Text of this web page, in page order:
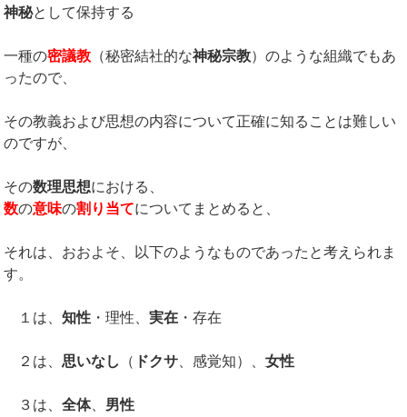
神秘として保持する
一種の密議教 （秘密結社的な神秘宗教）のような組織でもあ
ったので、
その教義および思想の内容について正確に知ることは難しい
のですが、
その数理思想における、
数の意味の割り当てについてまとめると、
それは、おおよそ、以下のようなものであったと考えられま
す。
１は、知性 ・理性、実在 ・存在
２は、思いなし （ ドクサ 、感覚知）、女性
３は、全体、 男性